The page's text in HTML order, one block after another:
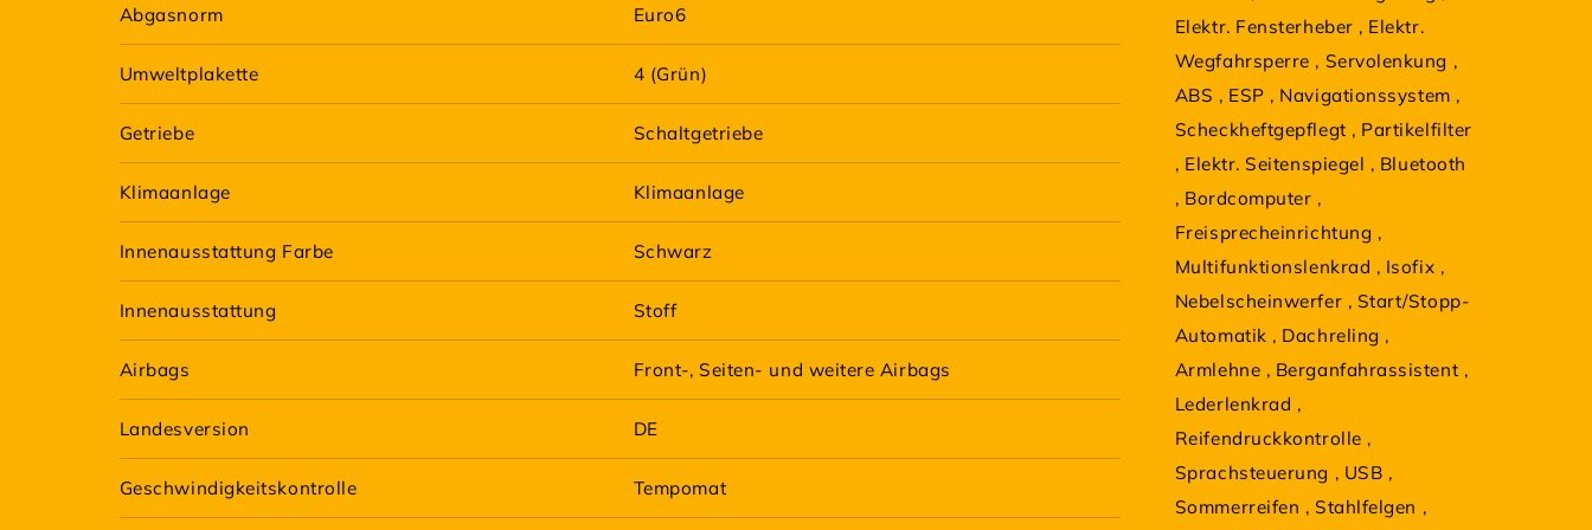
Abgasnorm Euro6
Umweltplakette 4 (Grün)
Getriebe Schaltgetriebe
Klimaanlage Klimaanlage
Innenausstattung Farbe Schwarz
Innenausstattung Stoff
Airbags Front-, Seiten- und weitere Airbags
Landesversion DE
Geschwindigkeitskontrolle Tempomat
Elektr. Fensterheber , Elektr.
Wegfahrsperre , Servolenkung ,
ABS , ESP , Navigationssystem ,
Scheckheftgepflegt , Partikelfilter
, Elektr. Seitenspiegel , Bluetooth
, Bordcomputer ,
Freisprecheinrichtung ,
Multifunktionslenkrad , Isofix ,
Nebelscheinwerfer , Start/Stopp-
Automatik , Dachreling ,
Armlehne , Berganfahrassistent ,
Lederlenkrad ,
Reifendruckkontrolle ,
Sprachsteuerung , USB ,
Sommerreifen , Stahlfelgen ,